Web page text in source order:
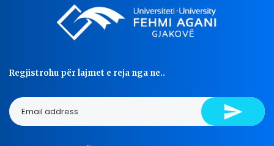
Regjistrohu për lajmet e reja nga ne..